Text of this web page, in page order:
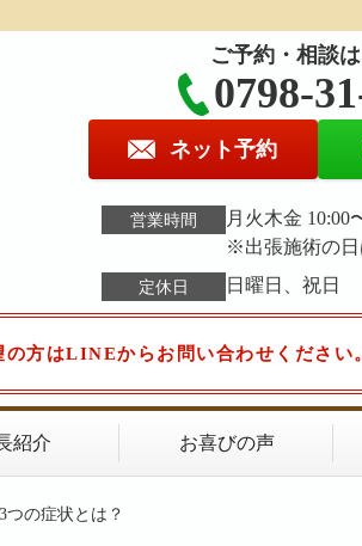
ご予約・相談
0798-
ネット予約
営業時間
月火木金 10:00
※出張施術の日
定休日 日曜日、祝日
方はLINEからお問い合わせください
紹介 お喜びの声
の症状とは？